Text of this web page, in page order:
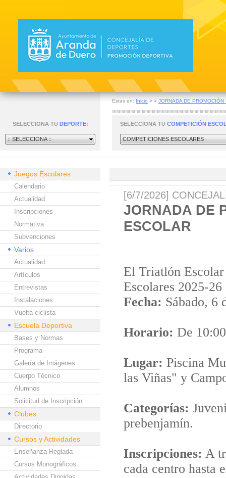
Estas en: Inicio > > JORNADA DE
SELECCIONA TU DEPORTE:
:: SELECCIONA ::
SELECCIONA TU COMPETICIÓN
COMPETICIONES ESCOLARES
Juegos Escolares
Calendario
Actualidad
Inscripciones
Normativa
Subvenciones
Varios
Actualidad
Artículos
Entrevistas
Instalaciones
Vuelta ciclista
Escuela Deportiva
Bases y Normas
Programa
Galería de Imágenes
Cuerpo Técnico
Alumnos
Solicitud de Inscripción
Clubes
Directorio
Cursos y Actividades
Enseñanza Reglada
Cursos Monográficos
[6/7/2026]
JORNADA DE
ESCOLAR
El Triatlón Escolar
Escolares 2025-26
Fecha: Sábado, 6
Horario: De
Lugar: Piscina
las Viñas" y
Categorías:
prebenjamín.
Inscripciones: A
cada centro hasta